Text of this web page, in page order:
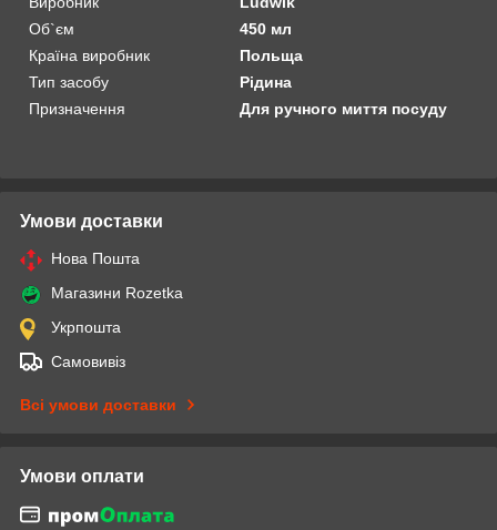
Об`єм
450 мл
Країна виробник
Польща
Тип засобу
Рідина
Призначення
Для ручного миття посуду
Умови доставки
Нова Пошта
Магазини Rozetka
Укрпошта
Самовивіз
Всі умови доставки
Умови оплати